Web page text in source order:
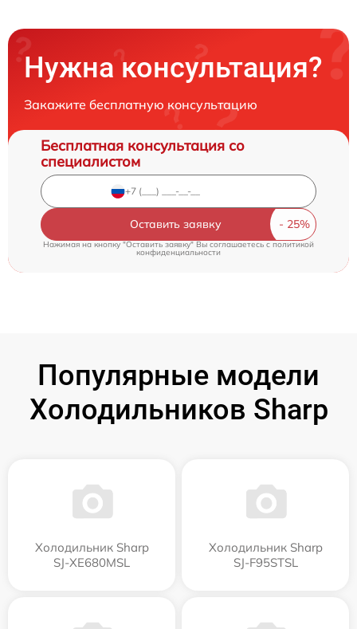
Нужна консультация?
Закажите бесплатную консультацию
Бесплатная консультация со
специалистом
Оставить заявку
Нажимая на кнопку "Оставить заявку" Вы соглашаетесь cполитикой
конфиденциальности
Популярные модели
Холодильников Sharp
Холодильник Sharp
SJ-XE680MSL
Холодильник Sharp
SJ-F95STSL